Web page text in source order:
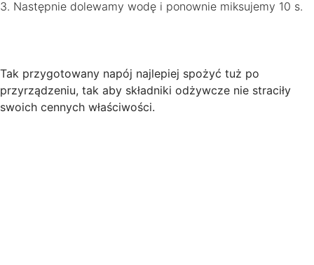
3. Następnie dolewamy wodę i ponownie miksujemy 10 s.
Tak przygotowany napój najlepiej spożyć tuż po
przyrządzeniu, tak aby składniki odżywcze nie straciły
swoich cennych właściwości.